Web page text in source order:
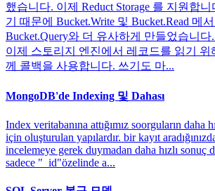
했습니다. 이제 Reduct Storage 를 지원합니
기 때문에 Bucket.Write 및 Bucket.Read 메
Bucket.Query와 더 유사하게 만들었습니
이제 스토리지 엔진에서 레코드를 읽기
께 콜백을 사용합니다. 쓰기도 마...
MongoDB'de Indexing 및 Dahası
Index veritabanına attığımız soorguların daha
için oluşturulan yapılardır. bir kayıt
incelemeye gerek duymadan daha hızlı sonuç
sadece "_id"özelinde a...